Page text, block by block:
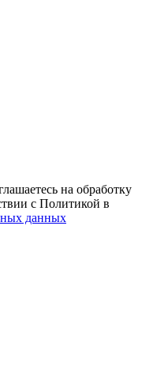
на обработку
с Политикой в
данных